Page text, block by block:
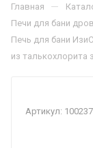
Главная —
Печи для бани
Печь для бани
из талькохлорита
Артикул: